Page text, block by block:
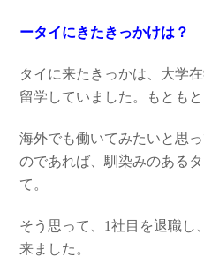
ータイにきたきっかけは？
タイに来たきっかは、大学
留学していました。もとも
海外でも働いてみたいと思
のであれば、馴染みのある
て。
そう思って、1社目を退職し
来ました。